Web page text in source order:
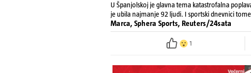
U Španjolskoj je glavna tema katastrofalna
je ubila najmanje 92 ljudi. I sportski dnevnici
Marca, Sphera Sports, Reuters/24sata
1